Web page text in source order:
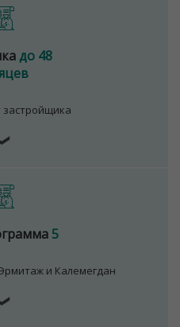
до 48
застройщика
5
и Калемегдан